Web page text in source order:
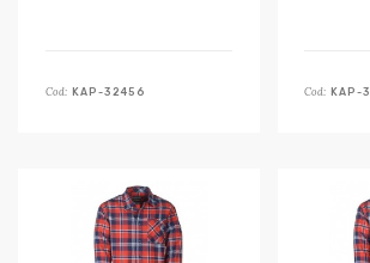
Cod: KAP-32456 Cod: KAP-